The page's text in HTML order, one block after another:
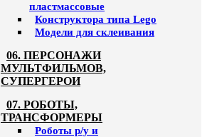
пластмассовые
Конструктора типа Lego
Модели для склеивания
06. ПЕРСОНАЖИ
МУЛЬТФИЛЬМОВ,
СУПЕРГЕРОИ
07. РОБОТЫ,
ТРАНСФОРМЕРЫ
Роботы р/у и